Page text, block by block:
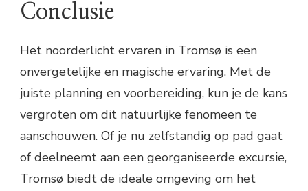
Conclusie
Het noorderlicht ervaren in Tromsø is een
onvergetelijke en magische ervaring. Met de
juiste planning en voorbereiding, kun je de kans
vergroten om dit natuurlijke fenomeen te
aanschouwen. Of je nu zelfstandig op pad gaat
of deelneemt aan een georganiseerde excursie,
Tromsø biedt de ideale omgeving om het